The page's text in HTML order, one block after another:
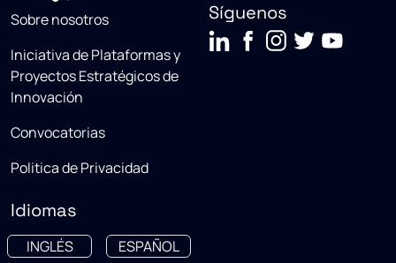
Sobre nosotros
Iniciativa de Plataformas y
Proyectos Estratégicos de
Innovación
Convocatorias
Politica de Privacidad
Síguenos
Idiomas
INGLÉS ESPAÑOL